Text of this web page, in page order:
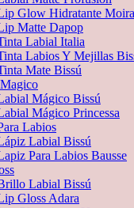
Glow Hidratante Moira
Matte Dapop
Labial Italia
Labios Y Mejillas
Mate Bissú
Mágico Bissú
Mágico Princessa
Labios
Labial Bissú
Para Labios Bausse
Labial Bissú
Gloss Adara